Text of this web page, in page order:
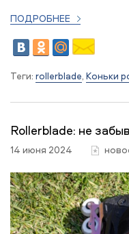
ПОДРОБНЕЕ
Теги: rollerblade, Коньки
Rollerblade: не
14 июня 2024